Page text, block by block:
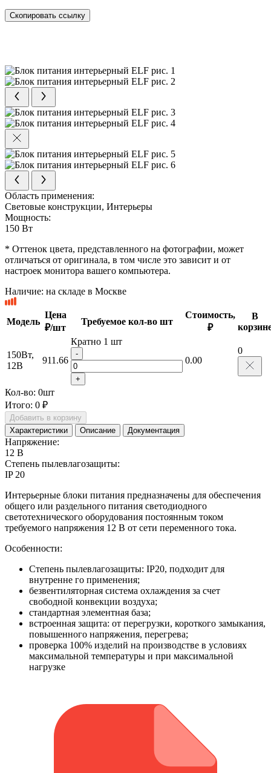
Скопировать ссылку
Область применения:
Световые конструкции, Интерьеры
Мощность:
150 Вт
* Оттенок цвета, представленного на фотографии, может
отличаться от оригинала, в том числе это зависит и от
настроек монитора вашего компьютера.
Наличие: на складе в Москве
Модель
Цена
₽/шт
Требуемое кол-во шт
Стоимость,
₽
В
150Вт,
12В
911.66
Кратно 1 шт
-
+
0.00
0
Кол-во: 0шт
Итого: 0 ₽
Добавить в корзину
Характеристики
Описание Документация
Напряжение:
12 В
Степень пылевлагозащиты:
IP 20
Интерьерные блоки питания предназначены для обеспечения
общего или раздельного питания светодиодного
светотехнического оборудования постоянным током
требуемого напряжения 12 В от сети переменного тока.
Особенности:
Степень пылевлагозащиты: IP20, подходит для
внутренне го применения;
безвентиляторная система охлаждения за счет
свободной конвекции воздуха;
стандартная элементная база;
встроенная защита: от перегрузки, короткого замыкания,
повышенного напряжения, перегрева;
проверка 100% изделий на производстве в условиях
максимальной температуры и при максимальной
нагрузке